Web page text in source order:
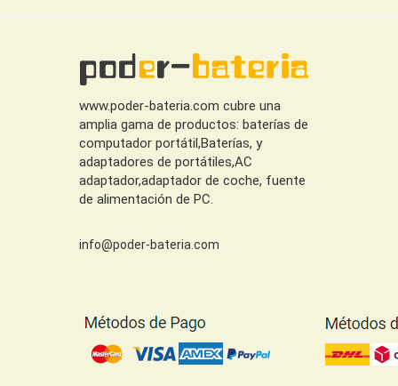
www.poder-bateria.com cubre una
amplia gama de productos: baterías de
computador portátil,Baterías, y
adaptadores de portátiles,AC
adaptador,adaptador de coche, fuente
de alimentación de PC.
info@poder-bateria.com